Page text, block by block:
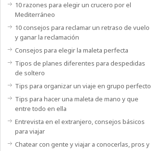
10 razones para elegir un crucero por el
Mediterráneo
10 consejos para reclamar un retraso de vuelo
y ganar la reclamación
Consejos para elegir la maleta perfecta
Tipos de planes diferentes para despedidas
de soltero
Tips para organizar un viaje en grupo perfecto
Tips para hacer una maleta de mano y que
entre todo en ella
Entrevista en el extranjero, consejos básicos
para viajar
Chatear con gente y viajar a conocerlas, pros y